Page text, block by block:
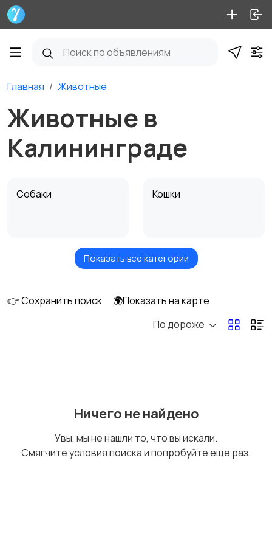
Главная Животные
Животные в
Калининграде
Собаки Кошки
Грызуны
С/х животные
Показать все категории
👉 Сохранить поиск
🌍Показать на карте
По дороже
Ничего не найдено
Увы, мы не нашли то, что вы искали.
Смягчите условия поиска и попробуйте еще раз.